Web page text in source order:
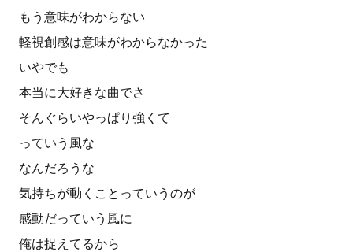
もう意味がわからない
軽視創感は意味がわからなかった
いやでも
本当に大好きな曲でさ
そんぐらいやっぱり強くて
っていう風な
なんだろうな
気持ちが動くことっていうのが
感動だっていう風に
俺は捉えてるから